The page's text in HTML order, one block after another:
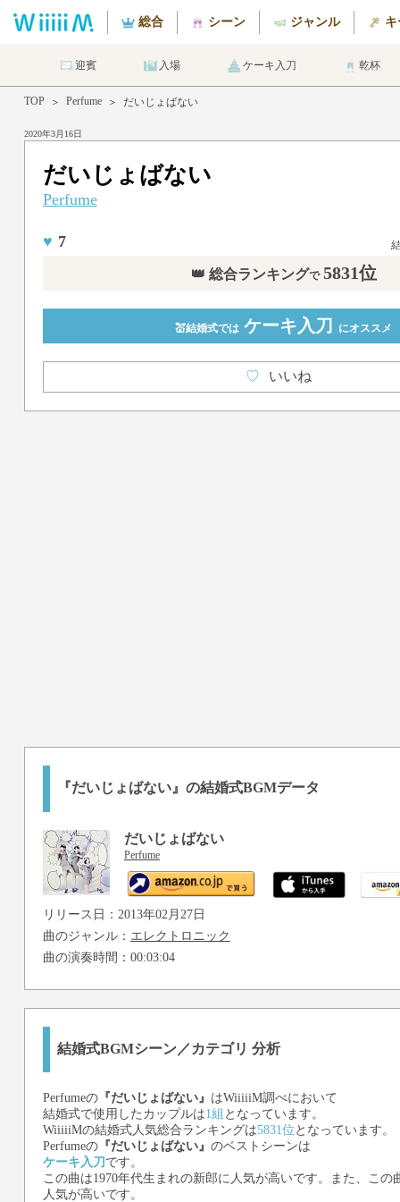
総合 シーン ジャンル キ
迎賓 入場 ケーキ入刀 乾杯
TOP ＞ Perfume ＞ だいじょばない
2020年3月16日
だいじょばない
Perfume
♥ 7
👑 総合ランキングで 5831位
💒結婚式では ケーキ入刀 にオススメ
♡ いいね
『だいじょばない』の結婚式BGMデータ
だいじょばない
Perfume
リリース日：2013年02月27日
曲のジャンル： エレクトロニック
曲の演奏時間：00:03:04
結婚式BGMシーン／カテゴリ 分析
Perfumeの『だいじょばない』 はWiiiiiM調べにおいて
結婚式で使用したカップルは1組 となっています。
WiiiiiMの結婚式人気総合ランキングは5831位 となっています。
Perfumeの『だいじょばない』 のベストシーンは
ケーキ入刀 です。
この曲は1970年代生まれの新郎に人気が高いです。また、この
人気が高いです。